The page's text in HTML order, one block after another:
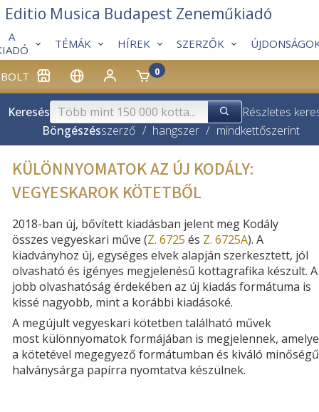
BOLT 0
A
TÉMÁK HÍREK SZERZŐK
Editio Musica Budapest Zeneműkiadó
Keresés
Részletes
Böngészésszerző / hangszer / mindkettőszerint
KÜLÖNNYOMATOK AZ ÚJ KODÁLY:
VEGYESKAROK KÖTETBŐL
2018-ban új, bővített kiadásban jelent meg Kodály
összes vegyeskari műve (Z. 6725 és Z. 6725A). A
kiadványhoz új, egységes elvek alapján szerkesztett, jól
olvasható és igényes megjelenésű kottagrafika készült. A
jobb olvashatóság érdekében az új kiadás formátuma is
kissé nagyobb, mint a korábbi kiadásoké.
A megújultvegyeskari kötetben található művek
most különnyomatok formájában is megjelennek,
a kötetével megegyező formátumban és kiváló
halványsárga papírra nyomtatva készülnek.